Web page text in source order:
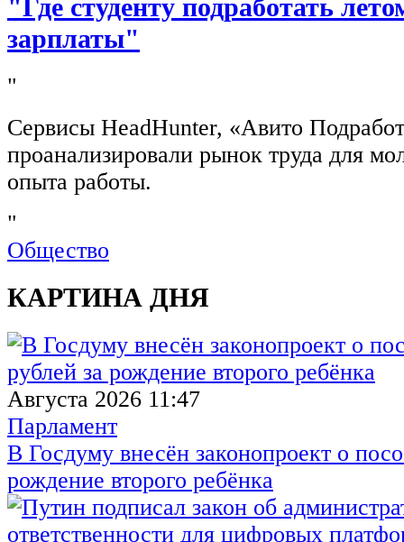
"Где студенту подработать
зарплаты"
"
Сервисы HeadHunter, «Авито
проанализировали рынок труда для
опыта работы.
"
Общество
КАРТИНА ДНЯ
Августа 2026 11:47
Парламент
В Госдуму внесён законопроект о
рождение второго ребёнка